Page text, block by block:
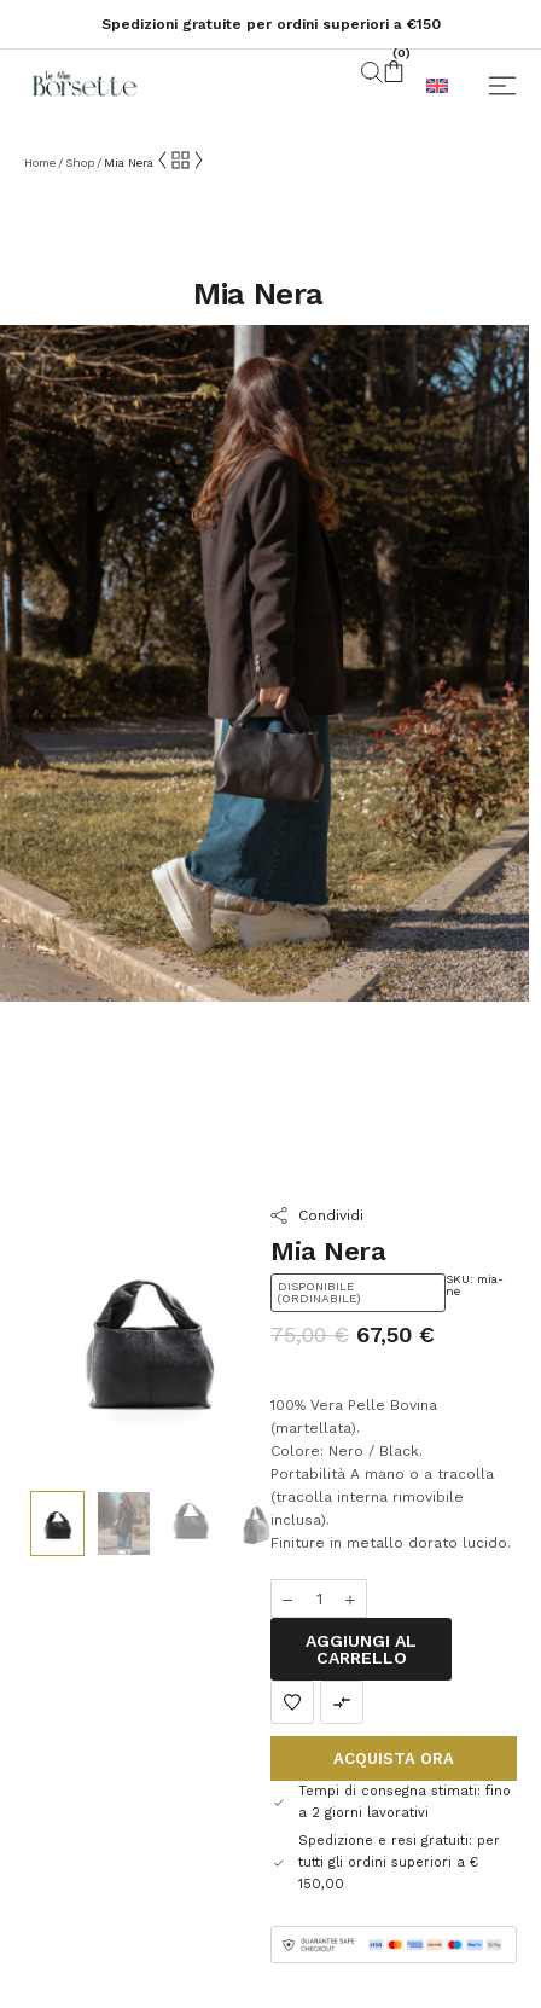
Spedizioni gratuite per ordini superiori a €150
(0)
Home / Shop / Mia Nera
Mia Nera
Condividi
Mia Nera
DISPONIBILE
(ORDINABILE)
SKU: mia-
ne
75,00€ 67,50 €
100% Vera Pelle Bovina
(martellata).
Colore: Nero / Black.
Portabilità A mano o a tracolla
(tracolla interna rimovibile
inclusa).
Finiture in metallo dorato lucido.
AGGIUNGI AL
CARRELLO
ACQUISTA ORA
Tempi di consegna stimati: fino
a 2 giorni lavorativi
Spedizione e resi gratuiti: per
tutti gli ordini superiori a €
150,00